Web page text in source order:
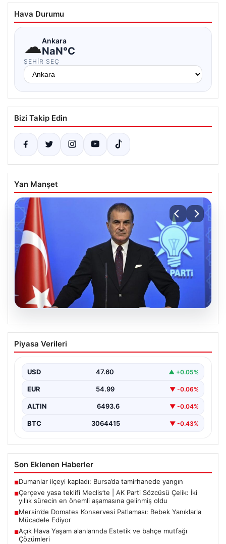
Hava Durumu
☁Ankara
NaN°C
ŞEHIR SEÇ
Bizi Takip Edin
Yan Manşet
05.08.2026
Çerçeve yasa teklifi Meclis’te | AK Parti
Sözcüsü Çelik: İki yıllık sürecin en
Piyasa Verileri
USD 47.60 ▲ +0.05%
EUR 54.99 ▼ -0.06%
ALTIN 6493.6 ▼ -0.04%
BTC 3064415 ▼ -0.43%
Son Eklenen Haberler
■Dumanlar ilçeyi kapladı: Bursa’da tamirhanede yangın
■Çerçeve yasa teklifi Meclis’te | AK Parti Sözcüsü Çelik: İki
yıllık sürecin en önemli aşamasına gelinmiş oldu
■Mersin’de Domates Konservesi Patlaması: Bebek Yanıklarla
Mücadele Ediyor
■Açık Hava Yaşam alanlarında Estetik ve bahçe mutfağı
Çözümleri